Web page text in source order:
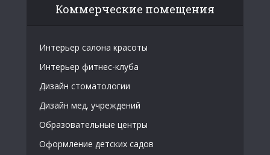
Коммерческие помещения
Интерьер салона красоты
Интерьер фитнес-клуба
Дизайн стоматологии
Дизайн мед. учреждений
Образовательные центры
Оформление детских садов